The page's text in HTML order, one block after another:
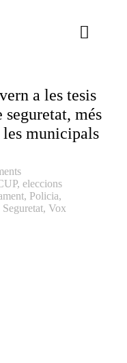
Toggle
a les tesis
seguretat, més
les municipals
, eleccions
, Policia,
Seguretat, Vox